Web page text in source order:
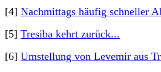
[4] Nachmittags häufig schneller
[5] Tresiba kehrt zurück...
[6] Umstellung von Levemir aus